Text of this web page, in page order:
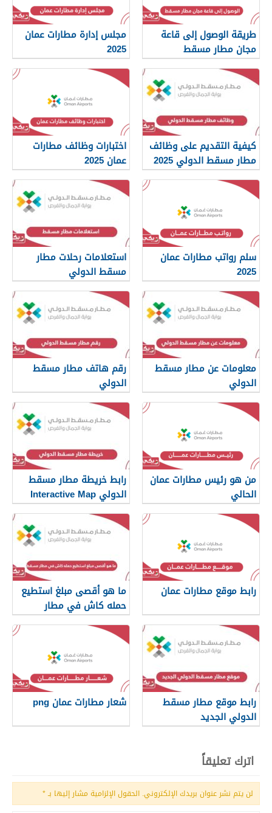
طريقة الوصول إلى قاعة
مجان مطار مسقط
مجلس إدارة مطارات عمان
2025
كيفية التقديم على وظائف
مطار مسقط الدولي 2025
اختبارات وظائف مطارات
عمان 2025
سلم رواتب مطارات عمان
2025
استعلامات رحلات مطار
مسقط الدولي
معلومات عن مطار مسقط
الدولي
رقم هاتف مطار مسقط
الدولي
من هو رئيس مطارات عمان
الحالي
رابط خريطة مطار مسقط
الدولي Interactive Map
رابط موقع مطارات عمان
ما هو أقصى مبلغ استطيع
حمله كاش في مطار
مسقط
رابط موقع مطار مسقط
الدولي الجديد
muscatairport.co.om
شعار مطارات عمان png
اترك تعليقاً
لن يتم نشر عنوان بريدك الإلكتروني. الحقول الإلزامية مشار إليها بـ*